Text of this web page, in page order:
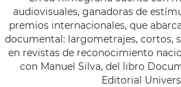
audiovisuales, ganadoras de
premios internacionales, que
documental: largometrajes, cortos,
en revistas de reconocimiento
con Manuel Silva, del libro
Editorial